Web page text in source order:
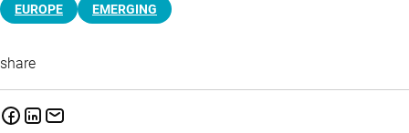
EUROPE EMERGING
share